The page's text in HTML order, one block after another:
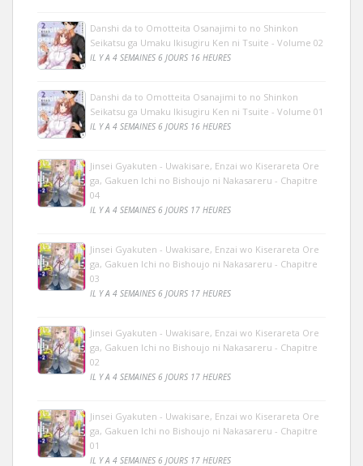
Danshi da to Omotteita Osanajimi to no Shinkon
Seikatsu ga Umaku Ikisugiru Ken ni Tsuite - Volume 02
IL Y A 4 SEMAINES 6 JOURS 16 HEURES
Danshi da to Omotteita Osanajimi to no Shinkon
Seikatsu ga Umaku Ikisugiru Ken ni Tsuite - Volume 01
IL Y A 4 SEMAINES 6 JOURS 16 HEURES
Jinsei Gyakuten - Uwakisare, Enzai wo Kiserareta Ore
ga, Gakuen Ichi no Bishoujo ni Nakasareru - Chapitre
04
IL Y A 4 SEMAINES 6 JOURS 17 HEURES
Jinsei Gyakuten - Uwakisare, Enzai wo Kiserareta Ore
ga, Gakuen Ichi no Bishoujo ni Nakasareru - Chapitre
03
IL Y A 4 SEMAINES 6 JOURS 17 HEURES
Jinsei Gyakuten - Uwakisare, Enzai wo Kiserareta Ore
ga, Gakuen Ichi no Bishoujo ni Nakasareru - Chapitre
02
IL Y A 4 SEMAINES 6 JOURS 17 HEURES
Jinsei Gyakuten - Uwakisare, Enzai wo Kiserareta Ore
ga, Gakuen Ichi no Bishoujo ni Nakasareru - Chapitre
01
IL Y A 4 SEMAINES 6 JOURS 17 HEURES